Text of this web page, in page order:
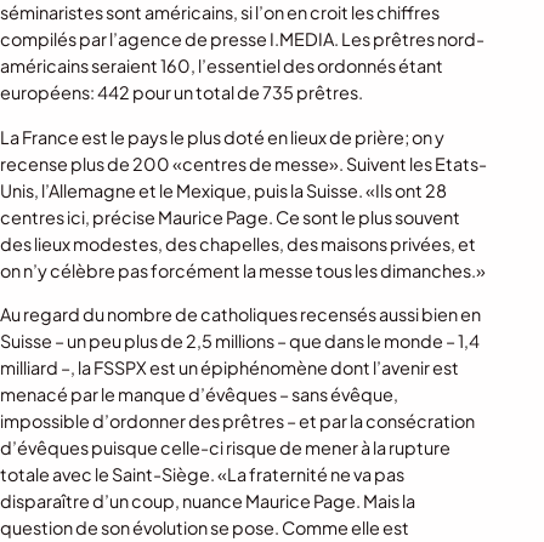
séminaristes sont américains, si l’on en croit les chiffres
compilés par l’agence de presse I.MEDIA. Les prêtres nord-
américains seraient 160, l’essentiel des ordonnés étant
européens: 442 pour un total de 735 prêtres.
La France est le pays le plus doté en lieux de prière; on y
recense plus de 200 «centres de messe». Suivent les Etats-
Unis, l’Allemagne et le Mexique, puis la Suisse. «Ils ont 28
centres ici, précise Maurice Page. Ce sont le plus souvent
des lieux modestes, des chapelles, des maisons privées, et
on n’y célèbre pas forcément la messe tous les dimanches.»
Au regard du nombre de catholiques recensés aussi bien en
Suisse – un peu plus de 2,5 millions – que dans le monde – 1,4
milliard –, la FSSPX est un épiphénomène dont l’avenir est
menacé par le manque d’évêques – sans évêque,
impossible d’ordonner des prêtres – et par la consécration
d’évêques puisque celle-ci risque de mener à la rupture
totale avec le Saint-Siège. «La fraternité ne va pas
disparaître d’un coup, nuance Maurice Page. Mais la
question de son évolution se pose. Comme elle est